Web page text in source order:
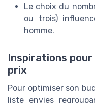
Le choix du
ou trois)
homme.
Inspirations
prix
Pour optimiser son
liste envies